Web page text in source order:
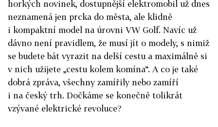
horkých novinek, dostupnější elektromobil už dnes
neznamená jen prcka do města, ale klidně
i kompaktní model na úrovni VW Golf. Navíc už
dávno není pravidlem, že musí jít o modely, s nimiž
se budete bát vyrazit na delší cestu a maximálně si
v nich užijete „cestu kolem komína“. A co je také
dobrá zpráva, všechny zamířily nebo zamíří
i na český trh. Dočkáme se konečně tolikrát
vzývané elektrické revoluce?